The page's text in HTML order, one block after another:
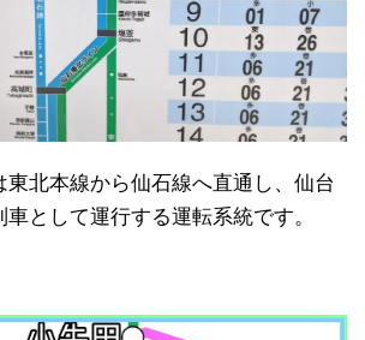
北本線から仙石線へ直通し、仙台
として運行する運転系統です。